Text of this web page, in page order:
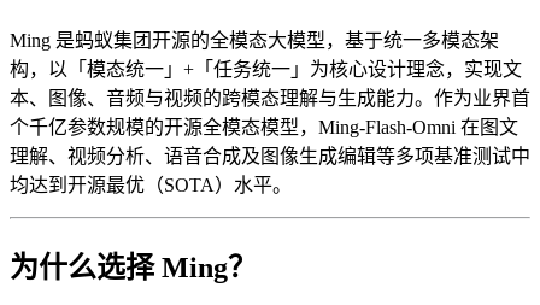
Ming 是蚂蚁集团开源的全模态大模型，基于统一多模态架
构，以「模态统一」+「任务统一」为核心设计理念，实现文
本、图像、音频与视频的跨模态理解与生成能力。作为业界首
个千亿参数规模的开源全模态模型，Ming-Flash-Omni 在图文
理解、视频分析、语音合成及图像生成编辑等多项基准测试中
均达到开源最优（SOTA）水平。
为什么选择 Ming？